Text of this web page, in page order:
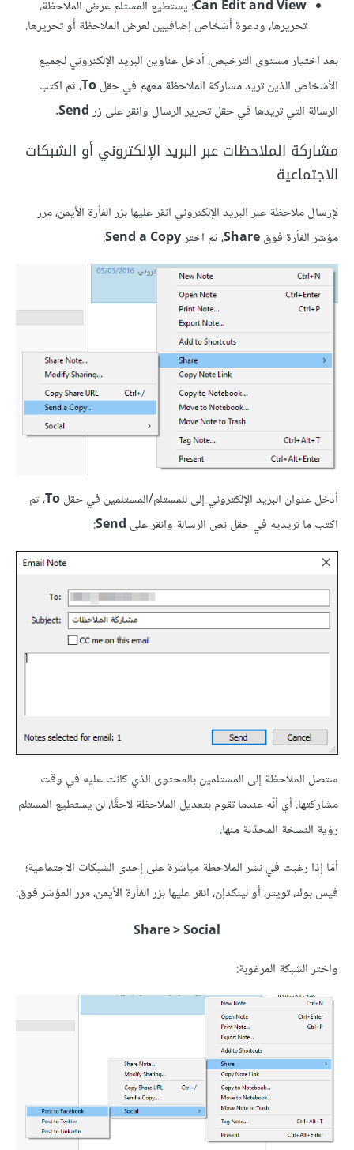
Can Edit and View: يستطيع المستلم عرض الملاحظة،
تحريرها، ودعوة أشخاص إضافيين لعرض الملاحظة أو تحريرها.
بعد اختيار مستوى الترخيص، أدخل عناوين البريد الإلكتروني لجميع
الأشخاص الذين تريد مشاركة الملاحظة معهم في حقلTo، ثم اكتب
الرسالة التي تريدها في حقل تحرير الرسال وانقر على زرSend
.
مشاركة الملاحظات عبر البريد الإلكتروني أو الشبكات
الاجتماعية
لإرسال ملاحظة عبر البريد الإلكتروني انقر عليها بزر الفأرة الأيمن، مرر
مؤشر الفأرة فوقShare، ثم اخترSend a Copy
:
أدخل عنوان البريد الإلكتروني إلى للمستلم/المستلمين في حقلTo، ثم
اكتب ما تريديه في حقل نص الرسالة وانقر على Send
:
ستصل الملاحظة إلى المستلمين بالمحتوى الذي كانت عليه في وقت
مشاركتها. أي أنّه عندما تقوم بتعديل الملاحظة لاحقًا، لن يستطيع المستلم
رؤية النسخة المحدّثة منها.
أمّا إذا رغبت في نشر الملاحظة مباشرة على إحدى الشبكات الاجتماعية؛
فيس بوك، تويتر، أو لينكدإن، انقر عليها بزر الفأرة الأيمن، مرر المؤشر فوق:
Share > Social
واختر الشبكة المرغوبة: